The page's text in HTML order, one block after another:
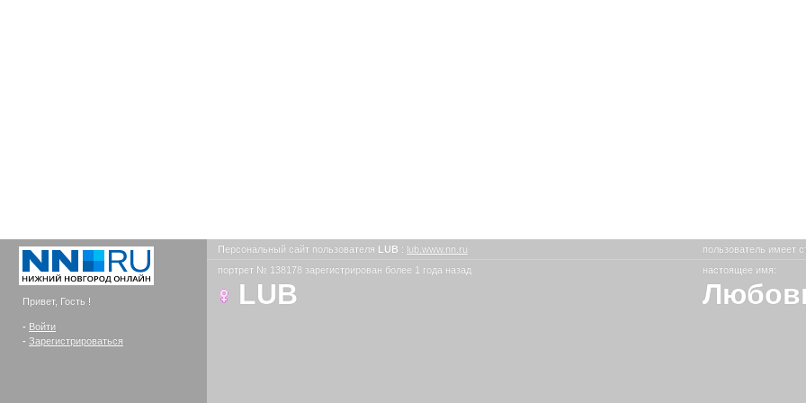
Привет, Гость !
- Войти
- Зарегистрироваться
Персональный сайт пользователя LUB : lub.www.nn.ru пользователь имеет
портрет № 138178 зарегистрирован более 1 года назад
LUB
настоящее имя: